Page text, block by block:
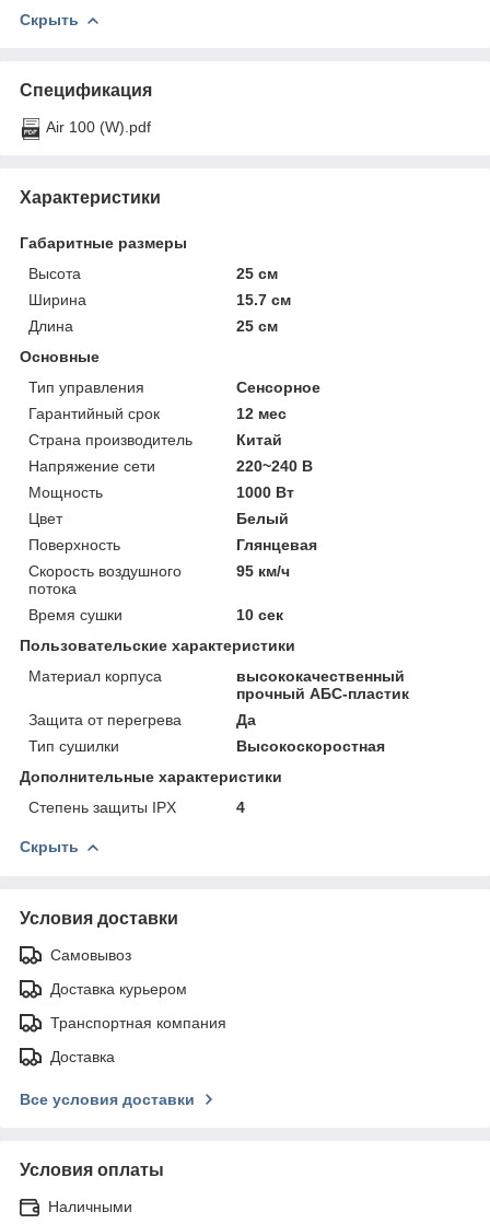
Скрыть
Спецификация
Air 100 (W).pdf
Характеристики
Габаритные размеры
Высота
25 см
Ширина
15.7 см
Длина
25 см
Основные
Тип управления
Сенсорное
Гарантийный срок
12 мес
Страна производитель
Китай
Напряжение сети
220~240 В
Мощность
1000 Вт
Цвет
Белый
Поверхность
Глянцевая
Скорость воздушного
потока
95 км/ч
Время сушки
10 сек
Пользовательские характеристики
Материал корпуса
высококачественный
прочный АБС-пластик
Защита от перегрева
Да
Тип сушилки
Высокоскоростная
Дополнительные характеристики
Степень защиты IPX
4
Скрыть
Условия доставки
Самовывоз
Доставка курьером
Транспортная компания
Доставка
Все условия доставки
Условия оплаты
Наличными